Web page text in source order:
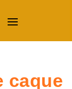
caque